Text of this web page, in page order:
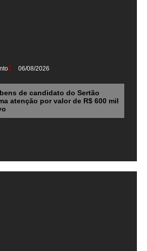
06/08/2026
de candidato do Sertão
atenção por valor de R$ 600 mil